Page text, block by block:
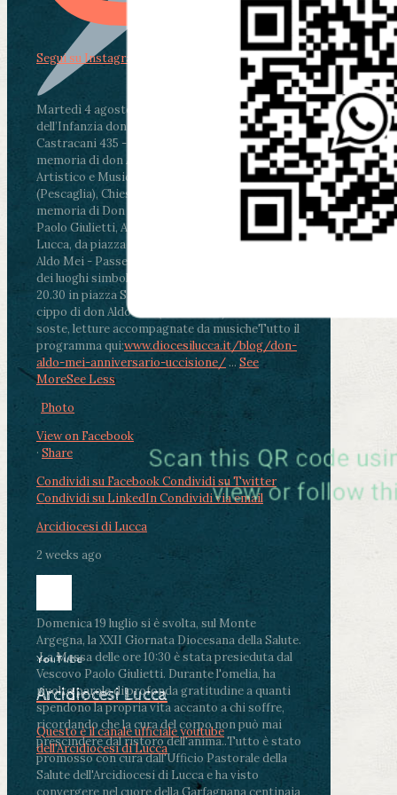
Martedì 4 agosto2026
ore 11:30 - Lucca, Scuola
dell’Infanzia don Aldo Mei - Viale Castruccio
Castracani 435 - Inaugurazione murales in
memoria di don Aldo Mei curato dal Liceo
Artistico e Musicale “Passaglia”
ore 18 - Fiano
(Pescaglia), Chiesa parrocchiale - Messa in
memoria di Don Aldo Mei celebrata da mons.
Paolo Giulietti, Arcivescovo di Lucca
ore 20.30 -
Lucca, da piazza San Michele al Cippo di don
Aldo Mei - Passeggiata della Memoria in alcuni
dei luoghi simbolo della città. Ritrovo alle ore
20.30 in piazza San Michele con conclusione al
cippo di don Aldo Mei (Porta Elisa). Durante le
soste, letture accompagnate da musicheTutto il
programma qui:www.diocesilucca.it/blog/don-
aldo-mei-anniversario-uccisione/ ... See
MoreSee Less
Photo
View on Facebook
· Share
Condividi su FacebookCondividi su Twitter
Condividi su LinkedInCondividi via email
Arcidiocesi di Lucca
2 weeks ago
Domenica 19 luglio si è svolta, sul Monte
Argegna, la XXII Giornata Diocesana della Salute.
.La Messa delle ore 10:30 è stata presieduta dal
Vescovo Paolo Giulietti. Durante l'omelia, ha
rivolto parole di profonda gratitudine a quanti
spendono la propria vita accanto a chi soffre,
ricordando che la cura del corpo non può mai
prescindere dal ristoro dell'anima..Tutto è stato
promosso con cura dall'Ufficio Pastorale della
Salute dell'Arcidiocesi di Lucca e ha visto
convergere nel cuore della Garfagnana centinaia
Segui su Instagram
YouTube
Arcidiocesi Lucca
Questo è il canale ufficiale youtube
dell'Arcidiocesi di Lucca